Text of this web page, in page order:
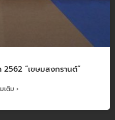
2562 “เขษมสงกรานต์”
เติม ›